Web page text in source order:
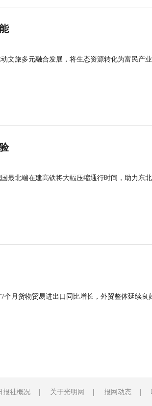
文旅多元融合发展，将生态资源转化为富民产
最北端在建高铁将大幅压缩通行时间，助力东
个月货物贸易进出口同比增长，外贸整体延续良
报社概况 关于光明网 报网动态